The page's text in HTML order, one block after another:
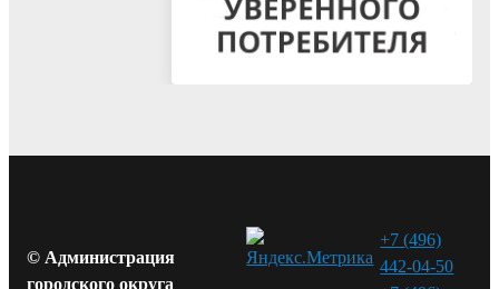
© Администрация
городского округа
+7 (496)
442-04-50